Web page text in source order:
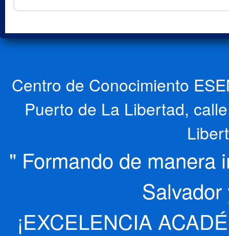
Centro de Conocimiento
Puerto de La Libertad,
" Formando de manera
¡EXCELENCIA